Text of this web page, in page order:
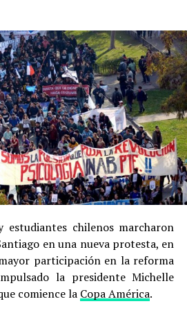
estudiantes chilenos marcharon
en una nueva protesta, en
participación en la reforma
la presidente Michelle
comience la Copa América.